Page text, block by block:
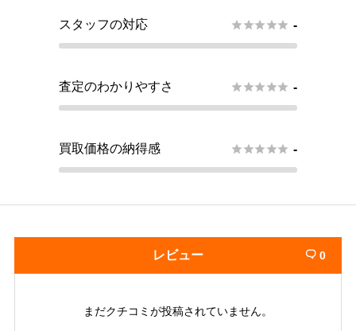
スタッフの対応  -
査定のわかりやすさ  -
買取価格の納得感  -
レビュー  0
まだクチコミが投稿されていません。